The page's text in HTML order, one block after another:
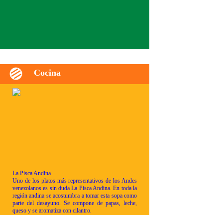
Cocina
La Pisca Andina
Uno de los platos más representativos de los Andes
venezolanos es sin duda La Pisca Andina. En toda la
región andina se acostumbra a tomar esta sopa como
parte del desayuno. Se compone de papas, leche,
queso y se aromatiza con cilantro.